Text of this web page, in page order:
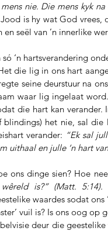
nie. Die mens kyk
is hy wat God vrees,
seël van ’n innerlike
só ‘n hartsverandering
die lig in ons hart
seine deurstuur na
waar lig ingelaat
die hart kan verander.
blindings) het nie, sal
verander: “Ek sal
uithaal en julle ‘n hart
ons dinge sien? Hoe
is?” (Matt. 5:14).
waardes sodat ons
vuil is? Is ons oog op
deur die